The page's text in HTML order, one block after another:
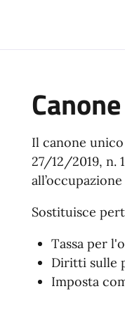
Il canone
27/12/2019, n.
Sostituisce
Tassa per
Diritti sulle
Imposta